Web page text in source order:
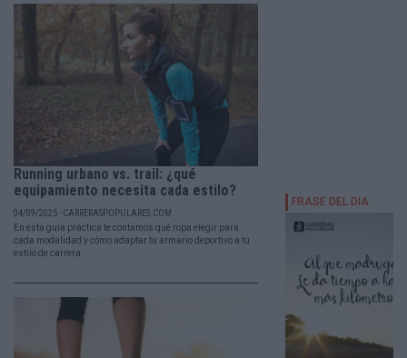
Running urbano vs. trail: ¿qué
equipamiento necesita cada estilo?
04/09/2025 - CARRERASPOPULARES.COM
En esta guía práctica te contamos qué ropa elegir para
cada modalidad y cómo adaptar tu armario deportivo a tu
estilo de carrera.